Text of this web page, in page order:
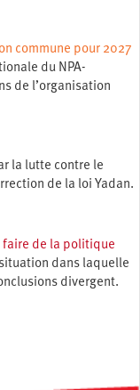
commune pour 2027
du NPA-
de l’organisation
la lutte contre le
de la loi Yadan.
faire de la politique
dans laquelle
divergent.